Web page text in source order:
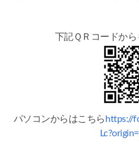
下記ＱＲコードか
パソコンからはこちら https://